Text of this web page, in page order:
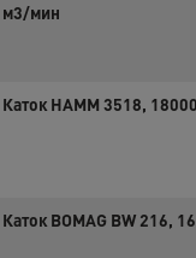
м3/мин
Каток HAMM 3518,
Каток BOMAG BW 216,